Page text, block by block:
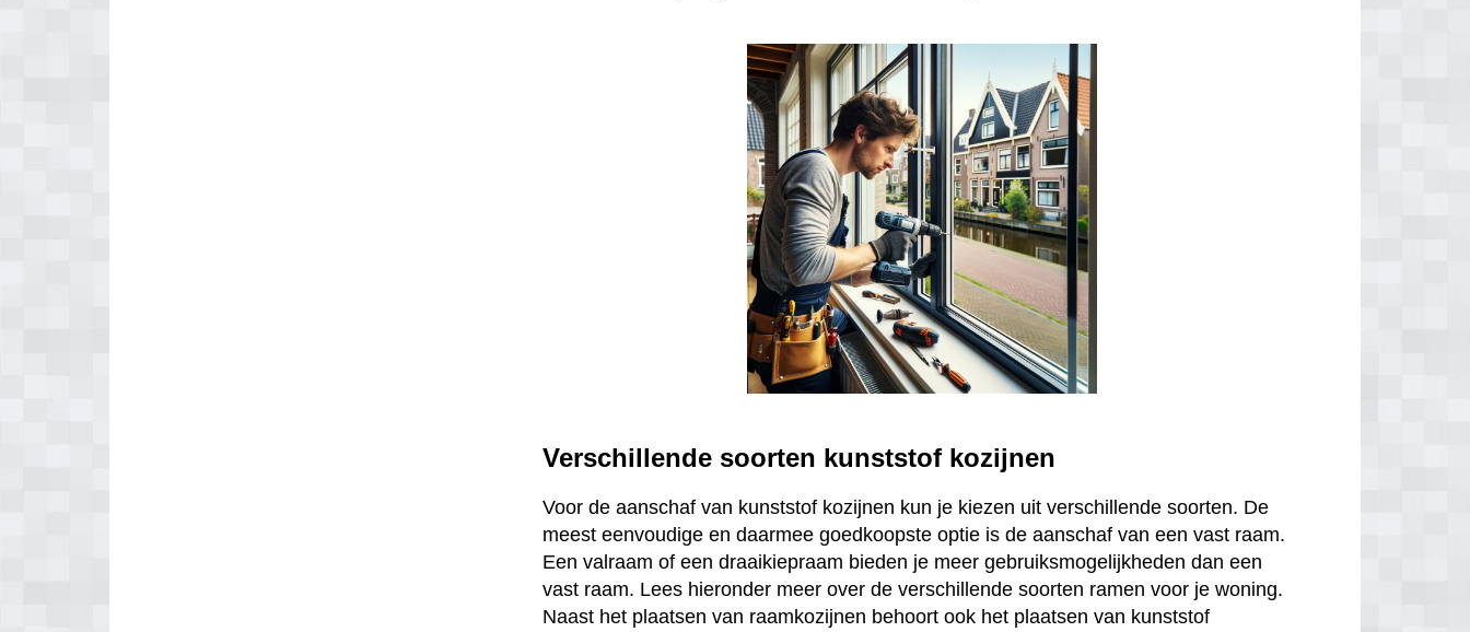
Verschillende soorten kunststof kozijnen
Voor de aanschaf van kunststof kozijnen kun je kiezen uit verschillende soorten. De
meest eenvoudige en daarmee goedkoopste optie is de aanschaf van een vast raam.
Een valraam of een draaikiepraam bieden je meer gebruiksmogelijkheden dan een
vast raam. Lees hieronder meer over de verschillende soorten ramen voor je woning.
Naast het plaatsen van raamkozijnen behoort ook het plaatsen van kunststof